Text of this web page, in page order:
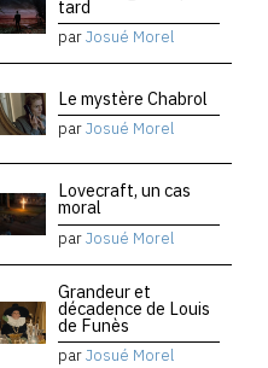
tard
parJosué Morel
Le mystère Chabrol
parJosué Morel
Lovecraft, un cas
moral
parJosué Morel
Grandeur et
décadence de Louis
de Funès
parJosué Morel